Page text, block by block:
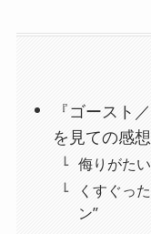
『ゴースト
を見ての感想
侮りがた
くすぐっ
ン”